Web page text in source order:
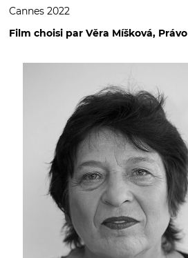
Cannes 2022
Film choisi par Věra Míšková, Právo